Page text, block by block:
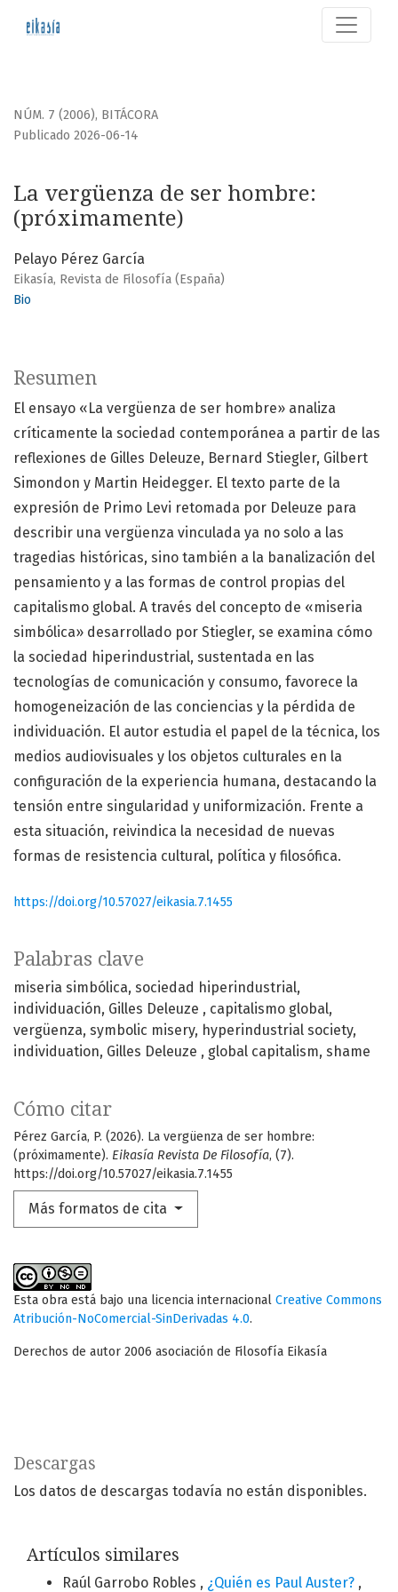
NÚM. 7 (2006), BITÁCORA
La vergüenza de ser hombre:
(próximamente)
Publicado 2026-06-14
Pelayo Pérez García
Eikasía, Revista de Filosofía (España)
Bio
Palabras clave
miseria simbólica sociedad hiperindustrial
individuación Gilles Deleuze
capitalismo global
vergüenza symbolic misery hyperindustrial society
individuation Gilles Deleuze global capitalism shame
Cómo citar
Pérez García, P. (2026). La vergüenza de ser hombre:
(próximamente). Eikasía Revista De Filosofía, (7).
https://doi.org/10.57027/eikasia.7.1455
Más formatos de cita
Resumen
El ensayo «La vergüenza de ser hombre» analiza
críticamente la sociedad contemporánea a partir de las
reflexiones de Gilles Deleuze, Bernard Stiegler, Gilbert
Simondon y Martin Heidegger. El texto parte de la
expresión de Primo Levi retomada por Deleuze para
describir una vergüenza vinculada ya no solo a las
tragedias históricas, sino también a la banalización del
pensamiento y a las formas de control propias del
capitalismo global. A través del concepto de «miseria
simbólica» desarrollado por Stiegler, se examina cómo
la sociedad hiperindustrial, sustentada en las
tecnologías de comunicación y consumo, favorece la
homogeneización de las conciencias y la pérdida de
individuación. El autor estudia el papel de la técnica, los
medios audiovisuales y los objetos culturales en la
configuración de la experiencia humana, destacando la
tensión entre singularidad y uniformización. Frente a
esta situación, reivindica la necesidad de nuevas
formas de resistencia cultural, política y filosófica.
https://doi.org/10.57027/eikasia.7.1455
Esta obra está bajo una licencia internacional Creative Commons
Atribución-NoComercial-SinDerivadas 4.0.
Derechos de autor 2006 asociación de Filosofía Eikasía
Descargas
Los datos de descargas todavía no están disponibles.
Artículos similares
Raúl Garrobo Robles , ¿Quién es Paul Auster? ,